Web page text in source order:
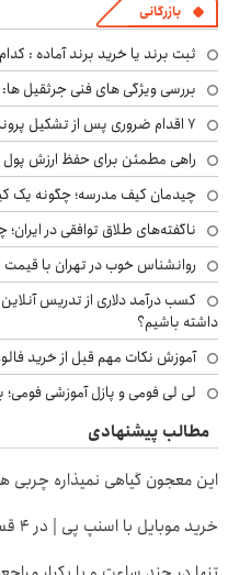
بازرگانی
ثبت برند یا خرید برند آماده :
بررسی ویژگی های فنی جرثقیل ها:
۷ اقدام ضروری پس از تشکیل پرونده مواد مخدر؛ راهنمای خانواده‌ها
راهی مطمئن برای حفظ ارزش پول
چیدمان کیف مدرسه؛ چگونه یک
ناگفته‌های طلاق توافقی در
روانشناس خوب در تهران با
کسب درآمد دلاری از تدریس
داشته باشیم؟
آموزش نکات مهم قبل از خرید
لی لی فومی و پازل آموزشی
مطالب پیشنهادی
این معجون گیاهی نمیذاره چربی ها
خرید موبایل با اسنپ پی | در ۴ قسط بدون سود و کارمزد!